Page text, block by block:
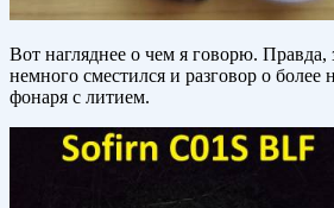
Вот нагляднее о чем я говорю. Правда,
немного сместился и разговор о более
фонаря с литием.